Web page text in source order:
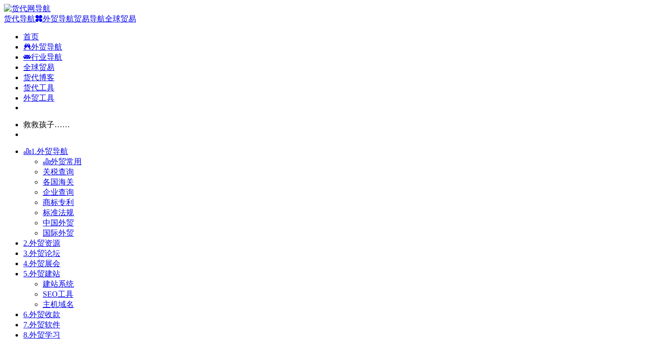
货代导航 外贸导航贸易导航全球贸易
首页
外贸导航
行业导航
全球贸易
货代博客
货代工具
外贸工具
救救孩子……
1.外贸导航
外贸常用
关税查询
各国海关
企业查询
商标专利
标准法规
中国外贸
国际外贸
2.外贸资源
3.外贸论坛
4.外贸展会
5.外贸建站
建站系统
SEO工具
主机域名
6.外贸收款
7.外贸软件
8.外贸学习